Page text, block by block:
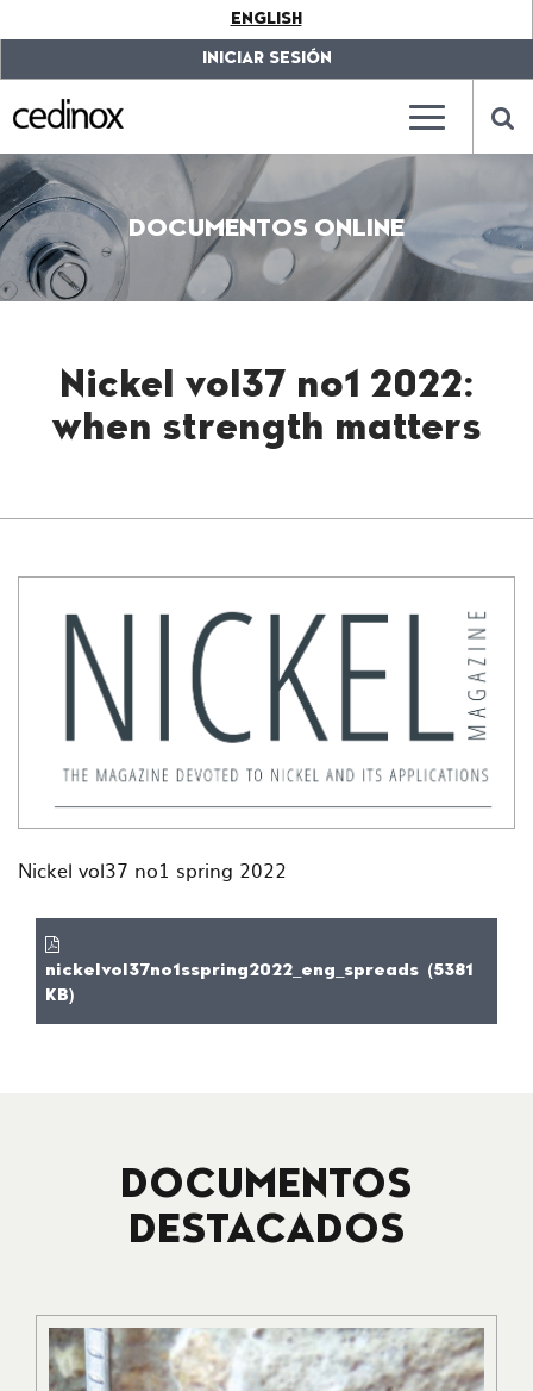
label.access.jump.content???
???
label.access.jump.header???
label.access.jump.footer???
???
label.access.jump.menu???
ENGLISH
INICIAR SESIÓN
???
???
DOCUMENTOS ONLINE
Nickel vol37 no1 2022:
when strength matters
Nickel vol37 no1 spring 2022
nickelvol37no1sspring2022_eng_spreads (5381
KB)
DOCUMENTOS
DESTACADOS